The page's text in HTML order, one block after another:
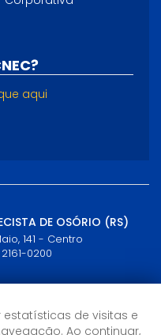
aqui
DE OSÓRIO (RS)
141 - Centro
0200
21h
às 12h
de visitas e
Ao continuar,